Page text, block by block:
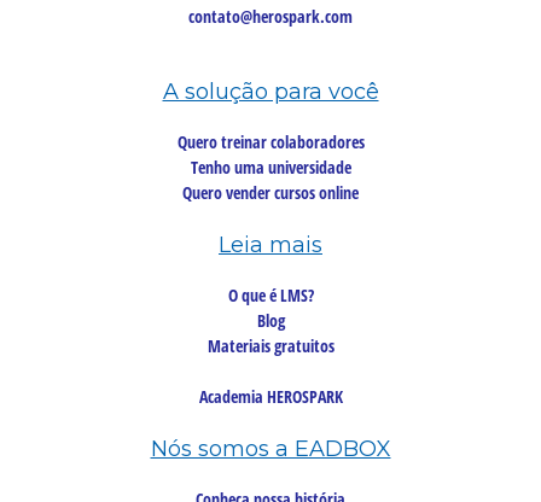
contato@herospark.com
A solução para você
Quero treinar colaboradores
Tenho uma universidade
Quero vender cursos online
Leia mais
O que é LMS?
Blog
Materiais gratuitos
Academia HEROSPARK
Nós somos a EADBOX